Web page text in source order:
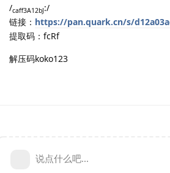
/caff3A12bJ:/
链接： https://pan.quark.cn/s/
提取码：fcRf
解压码koko123
说点什么吧...